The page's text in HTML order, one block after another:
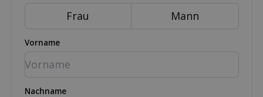
Frau Mann
Vorname
Nachname